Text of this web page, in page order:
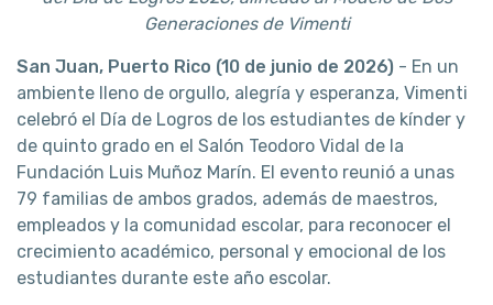
Generaciones de Vimenti
San Juan, Puerto Rico (10 de junio de 2026) - En un
ambiente lleno de orgullo, alegría y esperanza, Vimenti
celebró el Día de Logros de los estudiantes de kínder y
de quinto grado en el Salón Teodoro Vidal de la
Fundación Luis Muñoz Marín. El evento reunió a unas
79 familias de ambos grados, además de maestros,
empleados y la comunidad escolar, para reconocer el
crecimiento académico, personal y emocional de los
estudiantes durante este año escolar.